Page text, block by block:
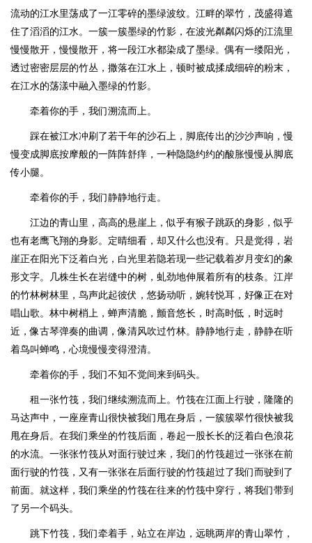
流动的江水里荡成了一江零碎的墨绿波纹。江畔的翠竹，茂盛得遮
住了滔滔的江水。一簇一簇墨绿的竹影，在波光粼粼闪烁的江流里
慢慢散开，慢慢散开，将一段江水都染成了墨绿。偶有一缕阳光，
透过密密层层的竹丛，撒落在江水上，顿时被成揉成细碎的粉末，
在江水的荡漾中融入墨绿的竹影。
牵着你的手，我们溯流而上。
踩在被江水冲刷了若干年的沙石上，脚底传出的沙沙声响，慢
慢变成脚底按摩般的一阵阵舒痒，一种隐隐约约的酸胀慢慢从脚底
传小腿。
牵着你的手，我们静静地行走。
江边的青山里，高高的悬崖上，似乎有猴子跳跃的身影，似乎
也有老鹰飞翔的身影。定晴细看，却又什么也没有。只是觉得，岩
崖正在阳光下泛着白光，白光里若隐若现一些记载着岁月变幻的象
形文字。几株生长在岩缝中的树，虬劲地伸展着所有的枝条。江岸
的竹林树林里，鸟声此起彼伏，悠扬动听，婉转悦耳，好像正在对
唱山歌。林中树梢上，蝉声清脆，颤音悠长，时高时低，时远时
近，像古琴弹奏的曲调，像清风吹过竹林。静静地行走，静静在听
着鸟叫蝉鸣，心境慢慢变得澄清。
牵着你的手，我们不知不觉间来到码头。
租一张竹筏，我们继续溯流而上。竹筏在江面上行驶，隆隆的
马达声中，一座座青山很快被我们甩在身后，一簇簇翠竹很快被我
甩在身后。在我们乘坐的竹筏后面，卷起一股长长的泛着白色浪花
的水流。一张张竹筏从对面行驶过来，我们的竹筏超过一张张在前
面行驶的竹筏，又有一张张在后面行驶的竹筏超过了我们而驶到了
前面。就这样，我们乘坐的竹筏在往来的竹筏中穿行，将我们带到
了另一个码头。
跳下竹筏，我们牵着手，站立在岸边，远眺两岸的青山翠竹，